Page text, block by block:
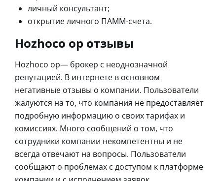
личный консультант;
открытие личного ПАММ-счета.
Hozhoco op отзывы
Hozhoco op— брокер с неоднозначной
репутацией. В интернете в основном
негативные отзывы о компании. Пользователи
жалуются на то, что компания не предоставляет
подробную информацию о своих тарифах и
комиссиях. Много сообщений о том, что
сотрудники компании некомпетентны и не
всегда отвечают на вопросы. Пользователи
сообщают о проблемах с доступом к платформе